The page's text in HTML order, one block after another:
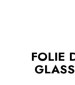
FOLIE